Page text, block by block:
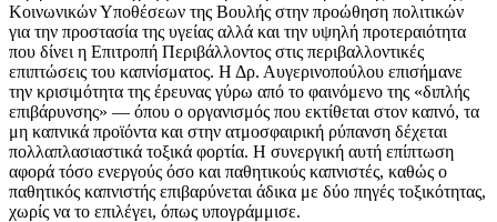
Κοινωνικών Υποθέσεων της Βουλής στην προώθηση πολιτικών
για την προστασία της υγείας αλλά και την υψηλή προτεραιότητα
που δίνει η Επιτροπή Περιβάλλοντος στις περιβαλλοντικές
επιπτώσεις του καπνίσματος. Η Δρ. Αυγερινοπούλου επισήμανε
την κρισιμότητα της έρευνας γύρω από το φαινόμενο της «διπλής
επιβάρυνσης» — όπου ο οργανισμός που εκτίθεται στον καπνό, τα
μη καπνικά προϊόντα και στην ατμοσφαιρική ρύπανση δέχεται
πολλαπλασιαστικά τοξικά φορτία. Η συνεργική αυτή επίπτωση
αφορά τόσο ενεργούς όσο και παθητικούς καπνιστές, καθώς ο
παθητικός καπνιστής επιβαρύνεται άδικα με δύο πηγές τοξικότητας,
χωρίς να το επιλέγει, όπως υπογράμμισε.